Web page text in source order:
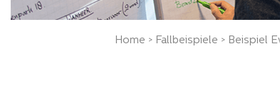
Home > Fallbeispiele > Beispiel